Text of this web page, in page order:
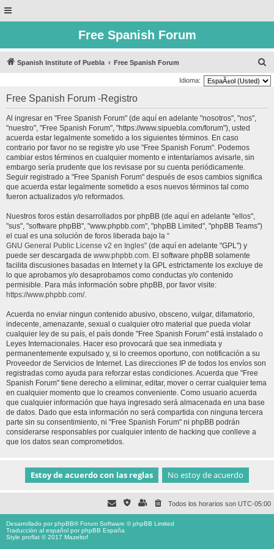
Free Spanish Forum
Spanish Institute of Puebla Free Spanish Forum
u
Idioma:
Free Spanish Forum -Registro
Al ingresar en "Free Spanish Forum" (de aquí en adelante "nosotros", "nos",
"nuestro", "Free Spanish Forum", "https://www.sipuebla.com/forum"), usted
acuerda estar legalmente sometido a los siguientes términos. En caso
contrario por favor no se registre y/o use "Free Spanish Forum". Podemos
cambiar estos términos en cualquier momento e intentaríamos avisarle, sin
embargo sería prudente que los revisase por su cuenta periódicamente.
Seguir registrado a "Free Spanish Forum" después de esos cambios significa
que acuerda estar legalmente sometido a esos nuevos términos tal como
fueron actualizados y/o reformados.
Nuestros foros están desarrollados por phpBB (de aquí en adelante "ellos",
"sus", "software phpBB", "www.phpbb.com", "phpBB Limited", "phpBB Teams")
el cual es una solución de foros liberada bajo la “
GNU General Public License v2 en Ingles” (de aquí en adelante "GPL") y
puede ser descargada de www.phpbb.com. El software phpBB solamente
facilita discusiones basadas en Internet y la GPL estrictamente los excluye de
lo que aprobamos y/o desaprobamos como conductas y/o contenido
permisible. Para más información sobre phpBB, por favor visite:
https://www.phpbb.com/.
Acuerda no enviar ningun contenido abusivo, obsceno, vulgar, difamatorio,
indecente, amenazante, sexual o cualquier otro material que pueda violar
cualquier ley de su país, el país donde "Free Spanish Forum" está instalado o
Leyes Internacionales. Hacer eso provocará que sea inmediata y
permanentemente expulsado y, si lo creemos oportuno, con notificación a su
Proveedor de Servicios de Internet. Las direcciones IP de todos los envíos son
registradas como ayuda para reforzar estas condiciones. Acuerda que "Free
Spanish Forum" tiene derecho a eliminar, editar, mover o cerrar cualquier tema
en cualquier momento que lo creamos conveniente. Como usuario acuerda
que cualquier información que haya ingresado será almacenada en una base
de datos. Dado que esta información no será compartida con ninguna tercera
parte sin su consentimiento, ni "Free Spanish Forum" ni phpBB podrán
considerarse responsables por cualquier intento de hacking que conlleve a
que los datos sean comprometidos.
Todos los horarios son UTC-05:00
Desarrollado porphpBB® Forum Software © phpBB Limited
Traducción al español porphpBB España
Style proflat © 2017 Mazeltof